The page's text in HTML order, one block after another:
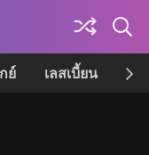
ย์ เลสเบี้ยน เค